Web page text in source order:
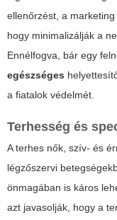
ellenőrzést, a
hogy minimalizálják a
Ennélfogva, bár egy
egészséges
a fiatalok védelmét.
Terhesség és
A terhes nők, szív- és
légzőszervi
önmagában is káros
azt javasolják, hogy a